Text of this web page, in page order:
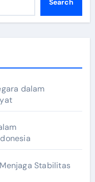
Search
dalam
Stabilitas